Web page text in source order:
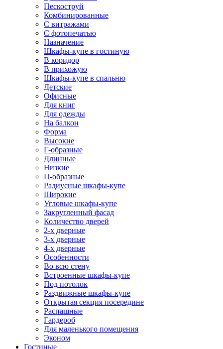
Пескоструй
Комбинированные
С витражами
С фотопечатью
Назначение
Шкафы-купе в гостиную
В коридор
В прихожую
Шкафы-купе в спальню
Детские
Офисные
Для книг
Для одежды
На балкон
Форма
Высокие
Г-образные
Длинные
Низкие
П-образные
Радиусные шкафы-купе
Широкие
Угловые шкафы-купе
Закругленный фасад
Количество дверей
2-х дверные
3-х дверные
4-х дверные
Особенности
Во всю стену
Встроенные шкафы-купе
Под потолок
Раздвижные шкафы-купе
Открытая секция посередине
Распашные
Гардероб
Для маленького помещения
Эконом
Гостиные